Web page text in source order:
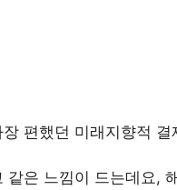
편했던 미래지향적
같은 느낌이 드는데요,